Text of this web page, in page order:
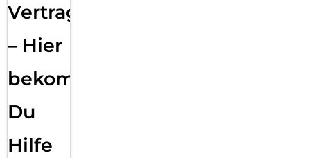
Vertragsabwicklung
– Hier
bekommst
Du
Hilfe